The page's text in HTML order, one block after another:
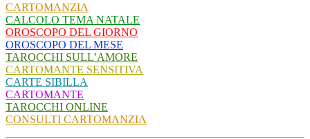
CARTOMANZIA
CALCOLO TEMA NATALE
OROSCOPO DEL GIORNO
OROSCOPO DEL MESE
TAROCCHI SULL’AMORE
CARTOMANTE SENSITIVA
CARTE SIBILLA
CARTOMANTE
TAROCCHI ONLINE
CONSULTI CARTOMANZIA